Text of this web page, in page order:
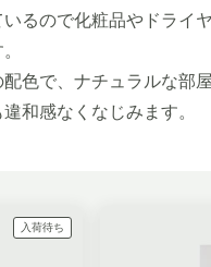
るので化粧品やドライ
色で、ナチュラルな部
和感なくなじみます。
入荷待ち